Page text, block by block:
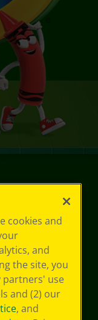
cookies and
and
the site, you
partners' use
and (2) our
, and